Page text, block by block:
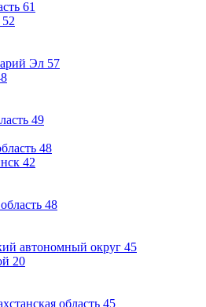
61
52
Эл 57
49
48
42
48
автономный округ 45
20
область 45